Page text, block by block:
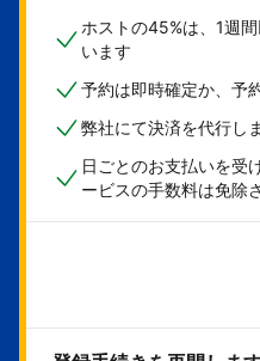
ホストの45%は、1週
います
予約は即時確定か、予
弊社にて決済を代行し
日ごとのお支払いを受
ービスの手数料は免除
今すぐ